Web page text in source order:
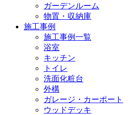
ガーデンルーム
物置・収納庫
施工事例
施工事例一覧
浴室
キッチン
トイレ
洗面化粧台
外構
ガレージ・カーポート
ウッドデッキ